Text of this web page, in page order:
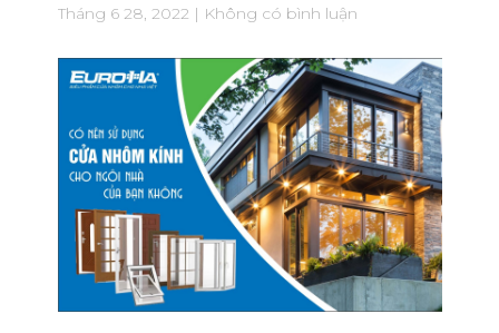
Tháng 6 28, 2022 Không có bình luận